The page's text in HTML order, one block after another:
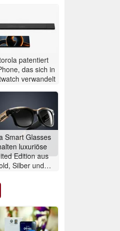
patentiert
das sich in
verwandelt
Smart Glasses
luxuriöse
Edition aus
Silber und